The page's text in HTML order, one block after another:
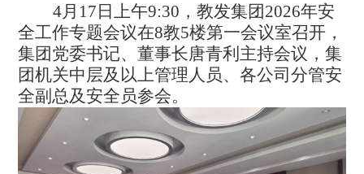
4月17日上午9:30，教发集团2026年安
全工作专题会议在8教5楼第一会议室召开，
集团党委书记、董事长唐青利主持会议，集
团机关中层及以上管理人员、各公司分管安
全副总及安全员参会。